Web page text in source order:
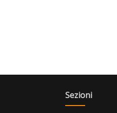
Sezioni